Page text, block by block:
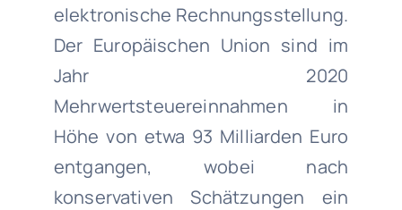
elektronische Rechnungsstellung.
Der Europäischen Union sind im
Jahr 2020
Mehrwertsteuereinnahmen in
Höhe von etwa 93 Milliarden Euro
entgangen, wobei nach
konservativen Schätzungen ein